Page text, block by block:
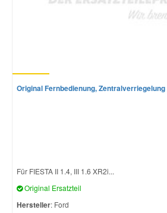
Original Fernbedienung, Zentralverriegelung
Für FIESTA II 1.4, III 1.6 XR2i...
Original Ersatzteil
Hersteller: Ford